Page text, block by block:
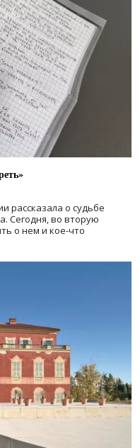
рассказала о судьбе
Сегодня, во вторую
о нем и кое-что